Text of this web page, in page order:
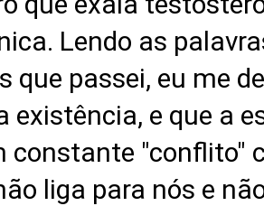
Lendo as
que passei, eu me
existência, e que a
constante "conflito"
liga para nós e